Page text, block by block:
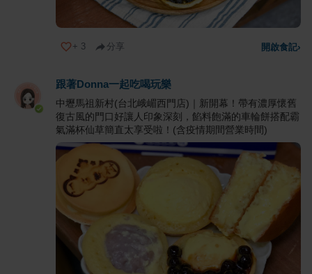
+ 3 分享 開啟食記›
跟著Donna一起吃喝玩樂
中壢馬祖新村(台北峨嵋西門店)｜新開幕！帶有濃厚懷舊
復古風的門口好讓人印象深刻，餡料飽滿的車輪餅搭配霸
氣滿杯仙草簡直太享受啦！(含疫情期間營業時間)